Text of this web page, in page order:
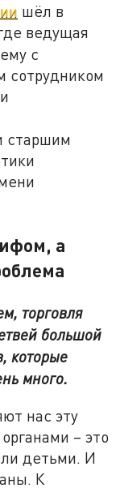
шёл в
где ведущая
с
сотрудником
старшим
а
торговля
большой
которые
много.
нас эту
– это
детьми. И
К